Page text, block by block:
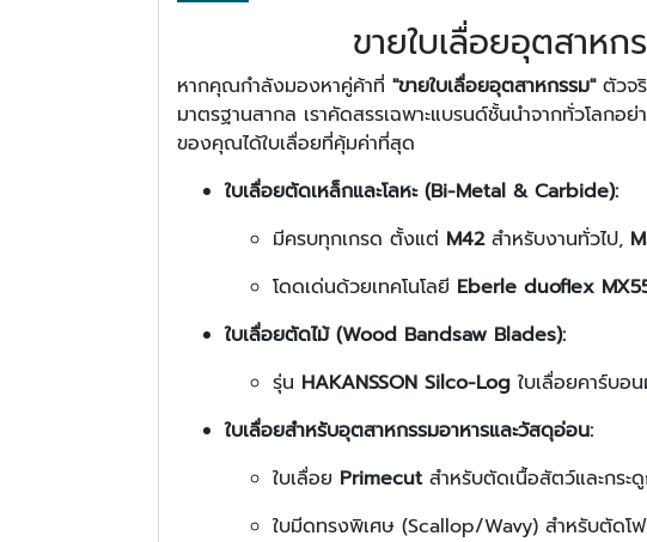
ขายใบเลื่อยอุตสาห
หากคุณกำลังมองหาคู่ค้าที่ "ขายใบเลื่อยอุตสาหกรรม"ตัวจริ
มาตรฐานสากล เราคัดสรรเฉพาะแบรนด์ชั้นนำจากทั่วโลกอย่
ของคุณได้ใบเลื่อยที่คุ้มค่าที่สุด
ใบเลื่อยตัดเหล็กและโลหะ (Bi-Metal & Carbide):
มีครบทุกเกรด ตั้งแต่ M42สำหรับงานทั่วไป,
โดดเด่นด้วยเทคโนโลยี Eberle duoflex
ใบเลื่อยตัดไม้ (Wood Bandsaw Blades):
รุ่น HAKANSSON Silco-Log ใบเลื่อยคาร์บอ
ใบเลื่อยสำหรับอุตสาหกรรมอาหารและวัสดุอ่อน:
ใบเลื่อย Primecutสำหรับตัดเนื้อสัตว์และกร
ใบมีดทรงพิเศษ (Scallop/Wavy) สำหรับตัดโ